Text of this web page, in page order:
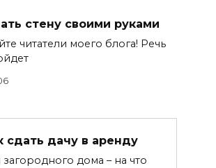
стену своими руками
читатели моего блога! Речь
сдать дачу в аренду
дома – на что